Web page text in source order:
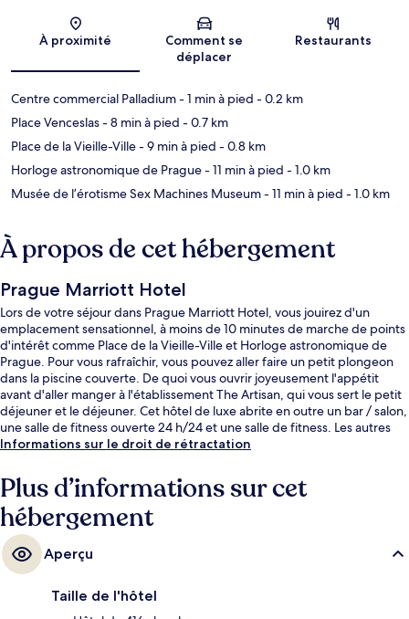
Carte
À proximité
Comment se
déplacer
Restaurants
Centre commercial Palladium- 1 min à pied - 0.2 km
Place Venceslas- 8 min à pied - 0.7 km
Place de la Vieille-Ville- 9 min à pied - 0.8 km
Horloge astronomique de Prague- 11 min à pied - 1.0 km
Musée de l’érotisme Sex Machines Museum- 11 min à pied - 1.0 km
À propos de cet hébergement
Prague Marriott Hotel
Lors de votre séjour dans Prague Marriott Hotel, vous jouirez d'un
emplacement sensationnel, à moins de 10 minutes de marche de points
d'intérêt comme Place de la Vieille-Ville et Horloge astronomique de
Prague. Pour vous rafraîchir, vous pouvez aller faire un petit plongeon
dans la piscine couverte. De quoi vous ouvrir joyeusement l'appétit
avant d'aller manger à l'établissement The Artisan, qui vous sert le petit
déjeuner et le déjeuner. Cet hôtel de luxe abrite en outre un bar / salon,
une salle de fitness ouverte 24 h/24 et une salle de fitness. Les autres
voyageurs ne disent que du bien en ce qui concerne le personnel
l'hébergement des transports publics : Arrêt de tram Masarykovo
Nádraží est accessible en quelques foulées et Station de métro Náměstí
Republiky se situe à 3 min à pied.
Informations sur le droit de rétractation
Plus d’informations sur cet
hébergement
Aperçu
Taille de l'hôtel